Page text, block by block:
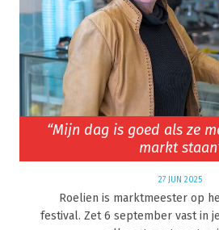
“Mijn dag is goed als ze
markt
27 JUN 2025
Roelien is marktmeester op
festival. Zet 6 september vast in